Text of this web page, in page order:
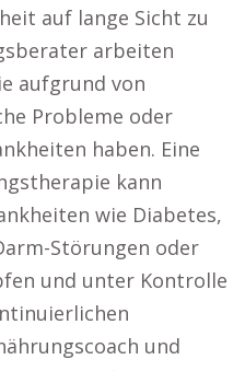
auf lange Sicht zu
arbeiten
aufgrund von
Probleme oder
haben. Eine
kann
wie Diabetes,
Störungen oder
und unter Kontrolle
und